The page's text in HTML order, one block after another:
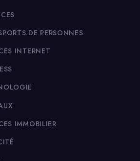
DE PERSONNES
INTERNET
IMMOBILIER